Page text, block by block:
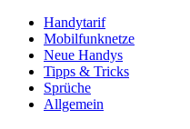
Handytarif
Mobilfunknetze
Neue Handys
Tipps & Tricks
Sprüche
Allgemein